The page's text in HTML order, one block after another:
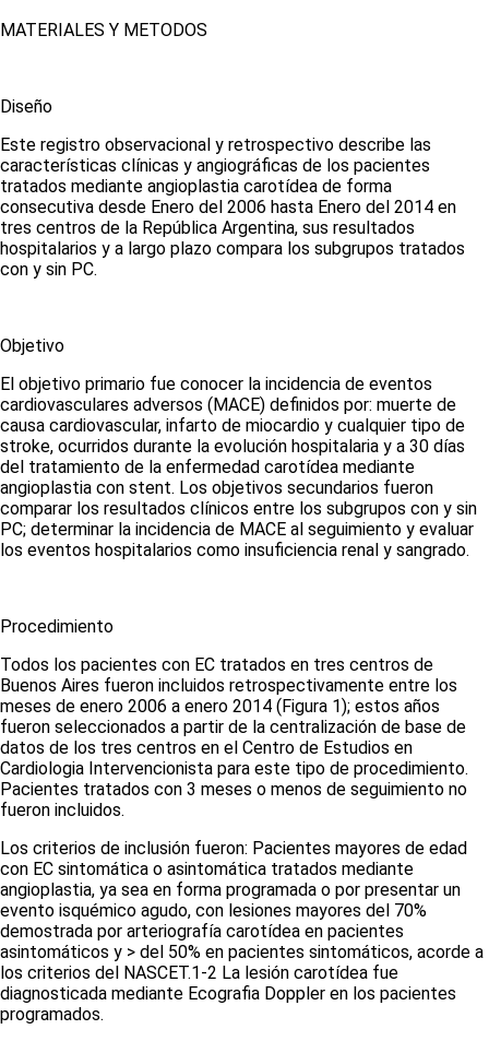
MATERIALES Y METODOS
Diseño
Este registro observacional y retrospectivo describe las
características clínicas y angiográficas de los pacientes
tratados mediante angioplastia carotídea de forma
consecutiva desde Enero del 2006 hasta Enero del 2014 en
tres centros de la República Argentina, sus resultados
hospitalarios y a largo plazo compara los subgrupos tratados
con y sin PC.
Objetivo
El objetivo primario fue conocer la incidencia de eventos
cardiovasculares adversos (MACE) definidos por: muerte de
causa cardiovascular, infarto de miocardio y cualquier tipo de
stroke, ocurridos durante la evolución hospitalaria y a 30 días
del tratamiento de la enfermedad carotídea mediante
angioplastia con stent. Los objetivos secundarios fueron
comparar los resultados clínicos entre los subgrupos con y sin
PC; determinar la incidencia de MACE al seguimiento y evaluar
los eventos hospitalarios como insuficiencia renal y sangrado.
Procedimiento
Todos los pacientes con EC tratados en tres centros de
Buenos Aires fueron incluidos retrospectivamente entre los
meses de enero 2006 a enero 2014 (Figura 1); estos años
fueron seleccionados a partir de la centralización de base de
datos de los tres centros en el Centro de Estudios en
Cardiologia Intervencionista para este tipo de procedimiento.
Pacientes tratados con 3 meses o menos de seguimiento no
fueron incluidos.
Los criterios de inclusión fueron: Pacientes mayores de edad
con EC sintomática o asintomática tratados mediante
angioplastia, ya sea en forma programada o por presentar un
evento isquémico agudo, con lesiones mayores del 70%
demostrada por arteriografía carotídea en pacientes
asintomáticos y > del 50% en pacientes sintomáticos, acorde a
los criterios del NASCET.1-2 La lesión carotídea fue
diagnosticada mediante Ecografia Doppler en los pacientes
programados.